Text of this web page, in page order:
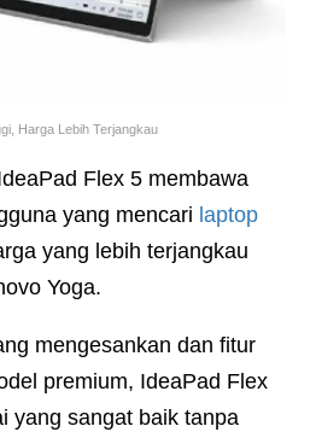
Harga Lebih Terjangkau
Flex 5 membawa
yang mencari laptop
yang lebih terjangkau
Yoga.
mengesankan dan fitur
premium, IdeaPad Flex
yang sangat baik tanpa